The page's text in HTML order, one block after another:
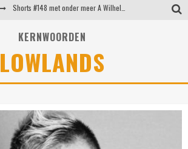
Shorts #149 met onder meer No Cure, Eva Under Fire, The Hu en Sleeping With Sirens
KERNWOORDEN
LOWLANDS